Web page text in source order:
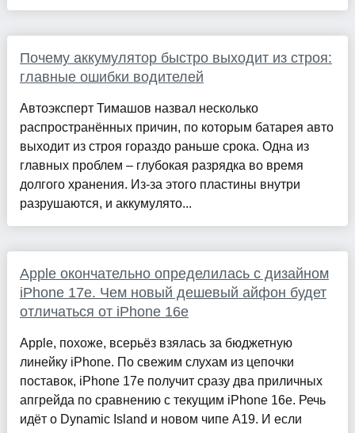
Почему аккумулятор быстро выходит из строя:
главные ошибки водителей
Автоэксперт Тимашов назвал несколько
распространённых причин, по которым батарея авто
выходит из строя гораздо раньше срока. Одна из
главных проблем – глубокая разрядка во время
долгого хранения. Из-за этого пластины внутри
разрушаются, и аккумулято...
Apple окончательно определилась с дизайном
iPhone 17e. Чем новый дешевый айфон будет
отличаться от iPhone 16e
Apple, похоже, всерьёз взялась за бюджетную
линейку iPhone. По свежим слухам из цепочки
поставок, iPhone 17e получит сразу два приличных
апгрейда по сравнению с текущим iPhone 16e. Речь
идёт о Dynamic Island и новом чипе A19. И если